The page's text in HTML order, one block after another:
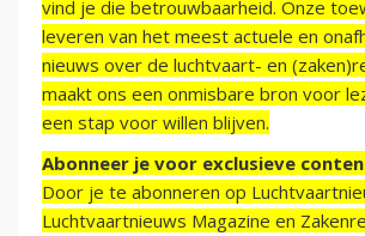
vind je die betrouwbaarheid. Onze
leveren van het meest actuele en
nieuws over de luchtvaart- en
maakt ons een onmisbare bron voor
een stap voor willen blijven.
Abonneer je voor exclusieve
Door je te abonneren op
Luchtvaartnieuws Magazine en